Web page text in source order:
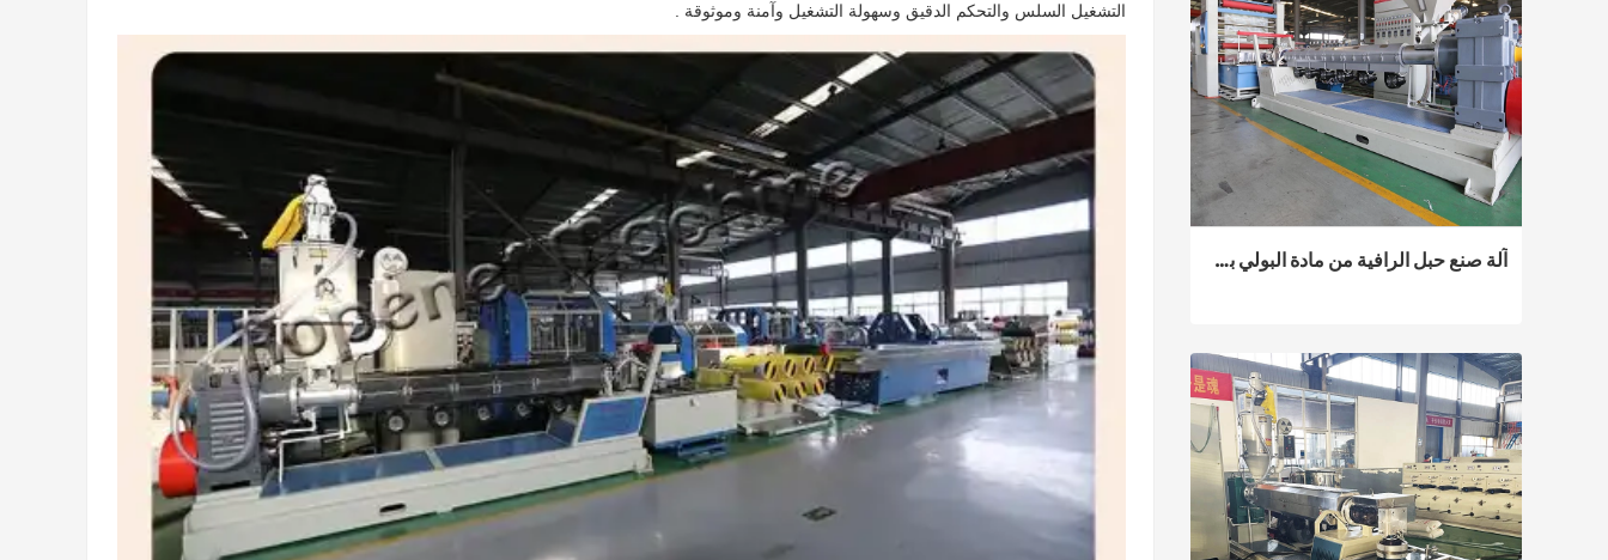
التشغيل السلس والتحكم الدقيق وسهولة التشغيل وآمنة وموثوقة .
آلة صنع حبل الرافية من مادة البولي بروبيلين
آلة صنع حبل الرافية من مادة البولي بروبيلين